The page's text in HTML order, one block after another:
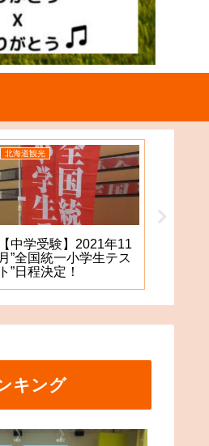
北海道観光
【中学受験】2021年11
月”全国統一小学生テス
ト”日程決定！
キング